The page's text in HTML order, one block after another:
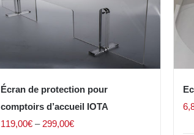
Écran de protection pour
comptoirs d’accueil IOTA
119,00€ – 299,00€